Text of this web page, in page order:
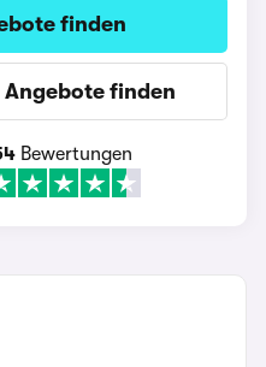
finden
finden
Bewertungen